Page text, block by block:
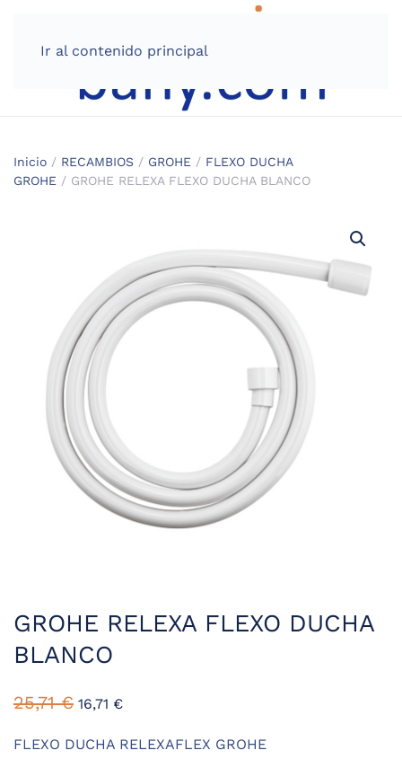
Ir al contenido principal
Inicio / RECAMBIOS / GROHE / FLEXO DUCHA
GROHE / GROHE RELEXA FLEXO DUCHA BLANCO
GROHE RELEXA FLEXO DUCHA
BLANCO
25,71€ El
original
16,71 €El
actual
FLEXO DUCHA RELEXAFLEX GROHE